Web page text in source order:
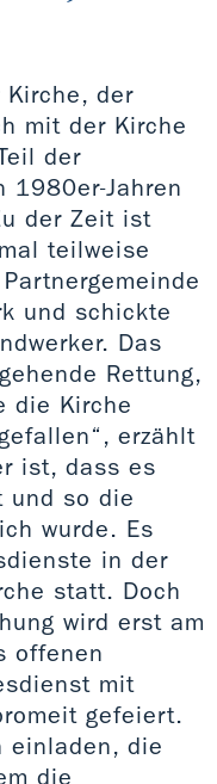
Kirche, der
mit der Kirche
der
1980er-Jahren
der Zeit ist
teilweise
und schickte
Das
Rettung,
die Kirche
erzählt
ist, dass es
und so die
wurde. Es
in der
statt. Doch
wird erst am
offenen
mit
gefeiert.
einladen, die
die